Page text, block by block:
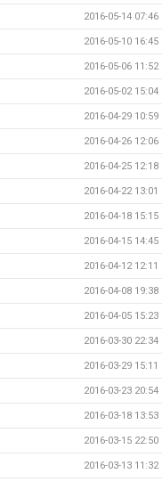
2016-05-14 07:46
2016-05-10 16:45
2016-05-06 11:52
2016-05-02 15:04
2016-04-29 10:59
2016-04-26 12:06
2016-04-25 12:18
2016-04-22 13:01
2016-04-18 15:15
2016-04-15 14:45
2016-04-12 12:11
2016-04-08 19:38
2016-04-05 15:23
2016-03-30 22:34
2016-03-29 15:11
2016-03-23 20:54
2016-03-18 13:53
2016-03-15 22:50
2016-03-13 11:32